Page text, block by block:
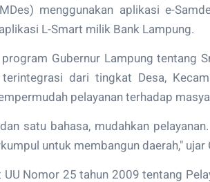
menggunakan aplikasi e-
L-Smart milik Bank Lampung.
Gubernur Lampung tentang
dari tingkat Desa,
pelayanan terhadap
satu bahasa, mudahkan
untuk membangun daerah," ujar
UU Nomor 25 tahun 2009 tentang